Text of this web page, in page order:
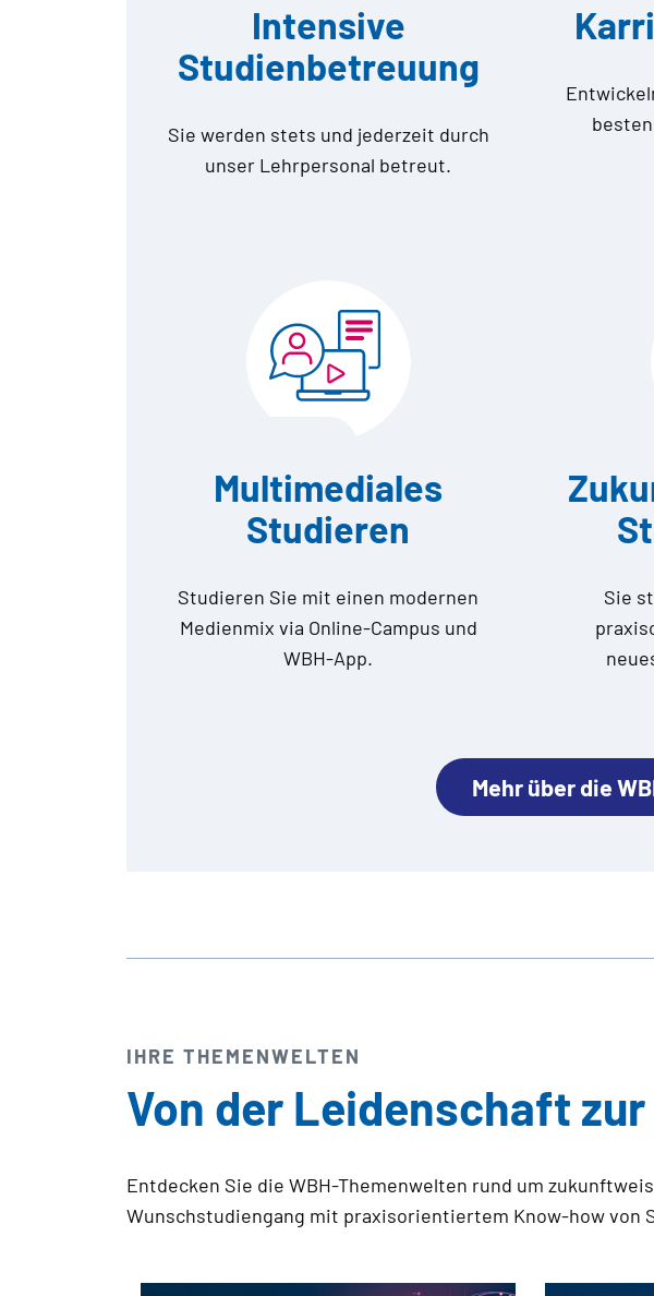
Intensive
Studienbetreuung
Sie werden stets und jederzeit durch
unser Lehrpersonal betreut.
Multimediales
Studieren
Studieren Sie mit einen modernen
Medienmix via Online-Campus und
WBH-App.
Sie
Mehr über die
IHRE THEMENWELTEN
Von der Leidenschaft
Entdecken Sie die WBH-Themenwelten rund um
Wunschstudiengang mit praxisorientiertem Know-how von